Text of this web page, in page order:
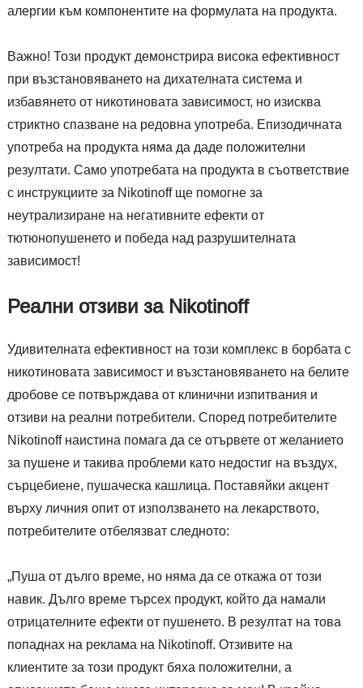
алергии към компонентите на формулата на продукта.
Важно! Този продукт демонстрира висока ефективност
при възстановяването на дихателната система и
избавянето от никотиновата зависимост, но изисква
стриктно спазване на редовна употреба. Епизодичната
употреба на продукта няма да даде положителни
резултати. Само употребата на продукта в съответствие
с инструкциите за Nikotinoff ще помогне за
неутрализиране на негативните ефекти от
тютюнопушенето и победа над разрушителната
зависимост!
Реални отзиви за Nikotinoff
Удивителната ефективност на този комплекс в борбата с
никотиновата зависимост и възстановяването на белите
дробове се потвърждава от клинични изпитвания и
отзиви на реални потребители. Според потребителите
Nikotinoff наистина помага да се отървете от желанието
за пушене и такива проблеми като недостиг на въздух,
сърцебиене, пушаческа кашлица. Поставяйки акцент
върху личния опит от използването на лекарството,
потребителите отбелязват следното:
„Пуша от дълго време, но няма да се откажа от този
навик. Дълго време търсех продукт, който да намали
отрицателните ефекти от пушенето. В резултат на това
попаднах на реклама на Nikotinoff. Отзивите на
клиентите за този продукт бяха положителни, а